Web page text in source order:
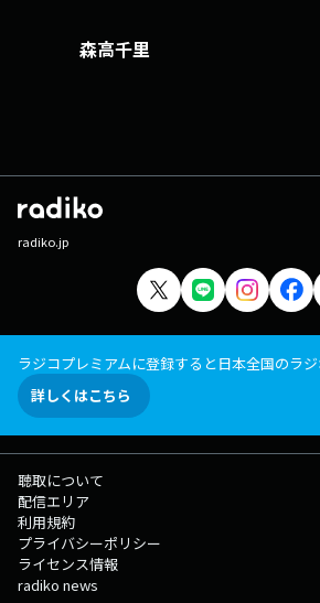
森高千里
radiko.jp
ラジコプレミアムに登録すると日本全国のラ
詳しくはこちら
聴取について
配信エリア
利用規約
プライバシーポリシー
ライセンス情報
radiko news